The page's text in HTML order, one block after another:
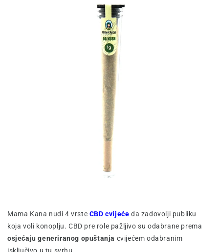
Mama Kana nudi 4 vrste CBD cvijećeda zadovolji publiku
koja voli konoplju. CBD pre role pažljivo su odabrane prema
osjećaju generiranog opuštanja cvijećem odabranim